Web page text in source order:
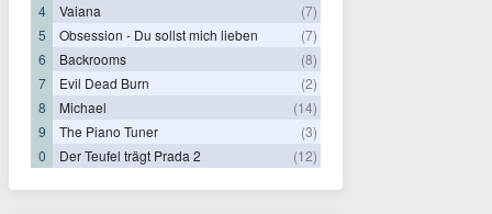
4
Vaiana
(7)
5
Obsession - Du sollst mich lieben
(7)
6
Backrooms
(8)
7
Evil Dead Burn
(2)
8
Michael
(14)
9
The Piano Tuner
(3)
0
Der Teufel trägt Prada 2 (12)